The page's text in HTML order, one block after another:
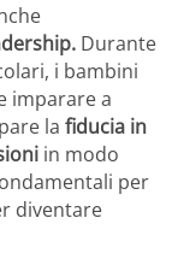
Durante
i bambini
imparare a
la fiducia in
in modo
per
diventare